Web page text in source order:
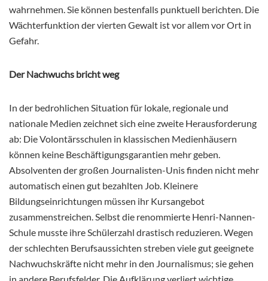
wahrnehmen. Sie können bestenfalls punktuell berichten. Die
Wächterfunktion der vierten Gewalt ist vor allem vor Ort in
Gefahr.
Der Nachwuchs bricht weg
In der bedrohlichen Situation für lokale, regionale und
nationale Medien zeichnet sich eine zweite Herausforderung
ab: Die Volontärsschulen in klassischen Medienhäusern
können keine Beschäftigungsgarantien mehr geben.
Absolventen der großen Journalisten-Unis finden nicht mehr
automatisch einen gut bezahlten Job. Kleinere
Bildungseinrichtungen müssen ihr Kursangebot
zusammenstreichen. Selbst die renommierte Henri-Nannen-
Schule musste ihre Schülerzahl drastisch reduzieren. Wegen
der schlechten Berufsaussichten streben viele gut geeignete
Nachwuchskräfte nicht mehr in den Journalismus; sie gehen